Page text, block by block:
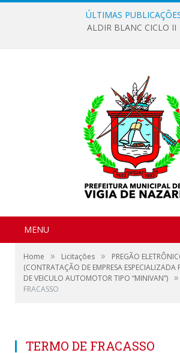
ÚLTIMAS
ALDIR BLANC CICLO II
MENU
Home » Licitações »
PREGÃO
(CONTRATAÇÃO DE EMPRESA ESPECIALIZADA
DE VEICULO AUTOMOTOR TIPO “MINIVAN”) »
FRACASSO
TERMO DE FRACASSO